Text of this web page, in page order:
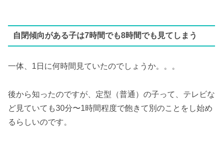
自閉傾向がある子は7時間でも8時間でも見てしまう
一体、1日に何時間見ていたのでしょうか。。。
後から知ったのですが、定型（普通）の子って、テレビな
ど見ていても30分〜1時間程度で飽きて別のことをし始め
るらしいのです。